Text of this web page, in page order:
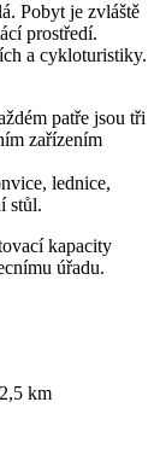
Pobyt je zvláště
prostředí.
a cykloturistiky.
patře jsou tři
zařízením
lednice,
stůl.
kapacity
úřadu.
km